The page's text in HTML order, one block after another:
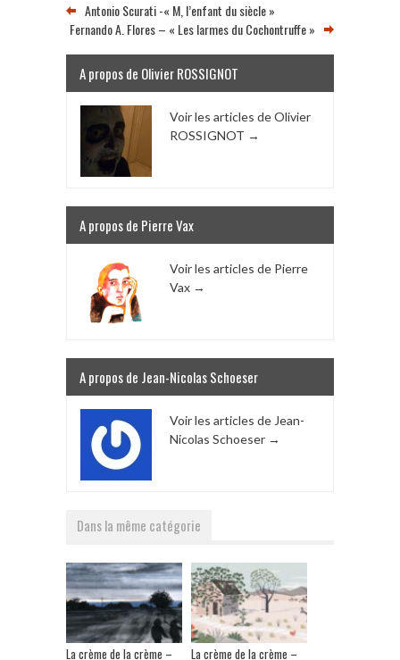
Antonio Scurati -« M, l’enfant du siècle »
Fernando A. Flores – « Les larmes du Cochontruffe »
A propos de Olivier ROSSIGNOT
Voir les articles de Olivier
ROSSIGNOT →
A propos de Pierre Vax
Voir les articles de Pierre
Vax →
A propos de Jean-Nicolas Schoeser
Voir les articles de Jean-
Nicolas Schoeser →
Dans la même catégorie
La crème de la crème – La crème de la crème –